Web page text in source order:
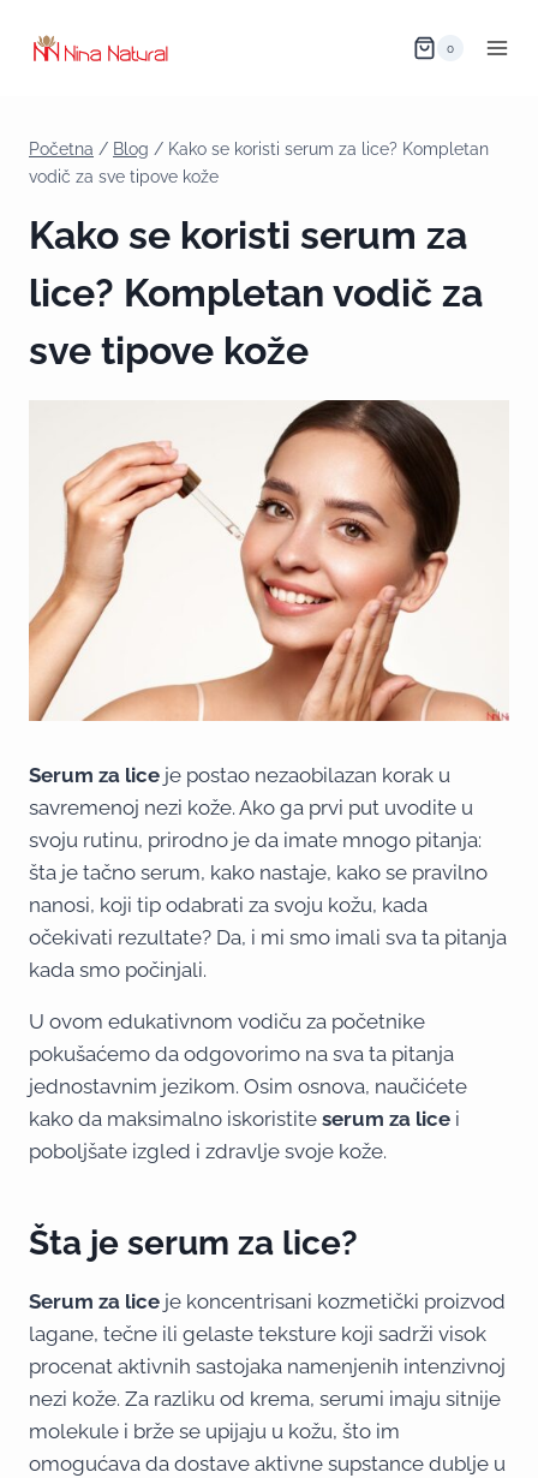
0
Početna / Blog / Kako se koristi serum za lice? Kompletan
vodič za sve tipove kože
Kako se koristi serum za
lice? Kompletan vodič za
sve tipove kože
Serum za lice je postao nezaobilazan korak u
savremenoj nezi kože. Ako ga prvi put uvodite u
svoju rutinu, prirodno je da imate mnogo pitanja:
šta je tačno serum, kako nastaje, kako se pravilno
nanosi, koji tip odabrati za svoju kožu, kada
očekivati rezultate? Da, i mi smo imali sva ta pitanja
kada smo počinjali.
U ovom edukativnom vodiču za početnike
pokušaćemo da odgovorimo na sva ta pitanja
jednostavnim jezikom. Osim osnova, naučićete
kako da maksimalno iskoristite serum za lice i
poboljšate izgled i zdravlje svoje kože.
Šta je serum za lice?
Serum za lice je koncentrisani kozmetički proizvod
lagane, tečne ili gelaste teksture koji sadrži visok
procenat aktivnih sastojaka namenjenih intenzivnoj
nezi kože. Za razliku od krema, serumi imaju sitnije
molekule i brže se upijaju u kožu, što im
omogućava da dostave aktivne supstance dublje u